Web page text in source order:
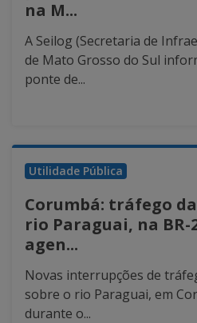
na M...
A Seilog (Secretaria de
de Mato Grosso do Sul
ponte de...
Utilidade Pública
Corumbá: tráfego
rio Paraguai, na BR-
agen...
Novas interrupções de
sobre o rio Paraguai, em
durante o...